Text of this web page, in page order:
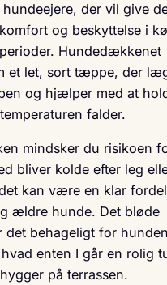
der vil give
og beskyttelse i
Hundedækkenet
et let, sort tæppe, der
og hjælper med at
falder.
mindsker du risikoen
bliver kolde efter leg
kan være en klar
ældre hunde. Det bløde
det behageligt for
enten I går en rolig
på terrassen.